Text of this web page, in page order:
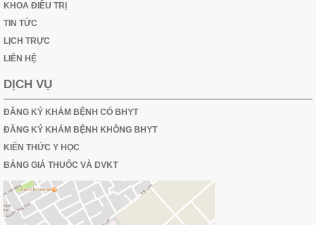
KHOA ĐIỀU TRỊ
TIN TỨC
LỊCH TRỰC
LIÊN HỆ
DỊCH VỤ
ĐĂNG KÝ KHÁM BỆNH CÓ BHYT
ĐĂNG KÝ KHÁM BỆNH KHÔNG BHYT
KIẾN THỨC Y HỌC
BẢNG GIÁ THUỐC VÀ DVKT